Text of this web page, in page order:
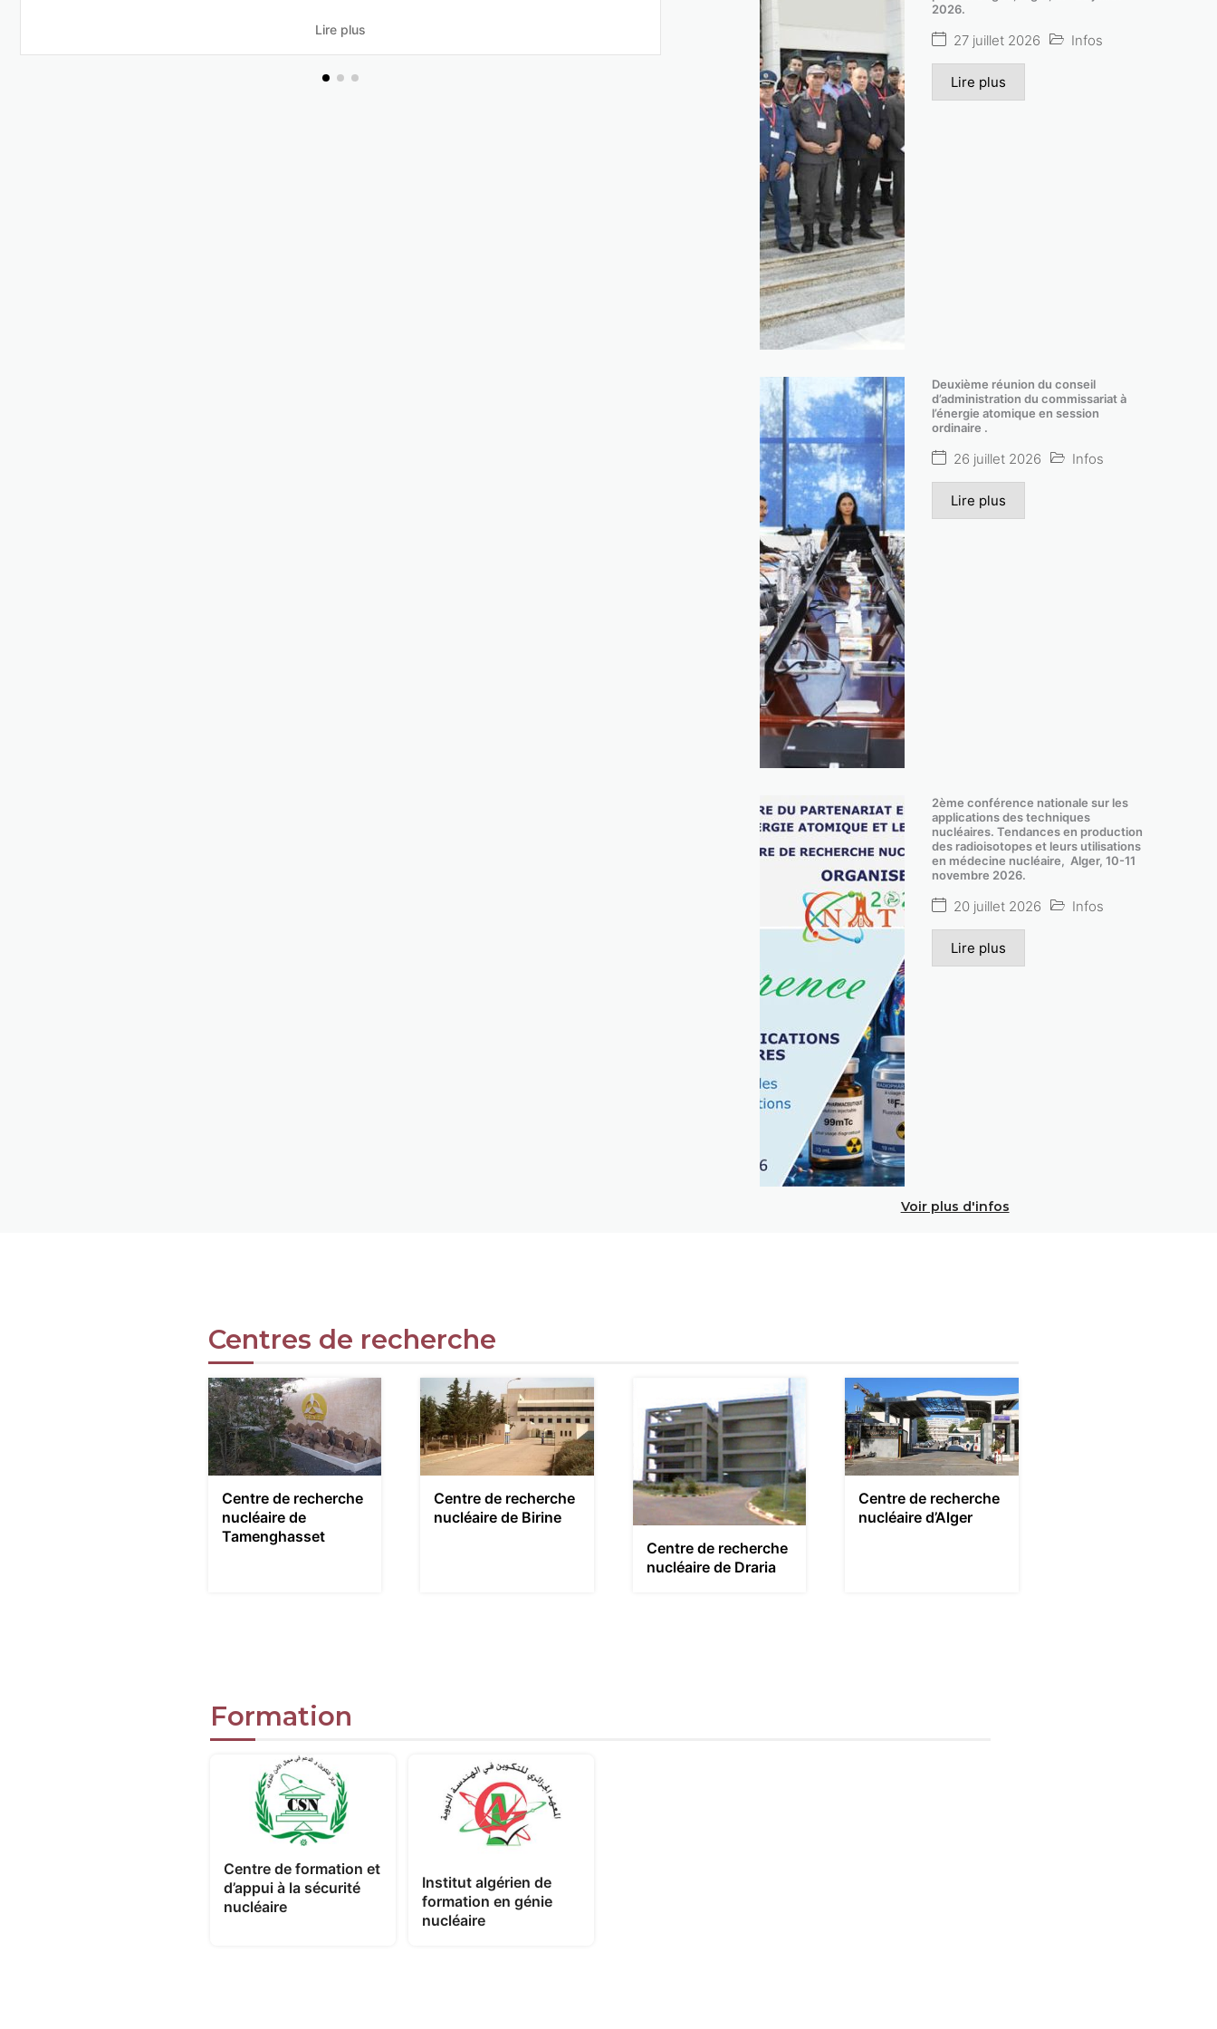
Lire plus
2026.
27 juillet 2026 Infos
Lire plus
Deuxième réunion du conseil
d’administration du commissariat à
l’énergie atomique en session
ordinaire .
26 juillet 2026 Infos
Lire plus
2ème conférence nationale sur les
applications des techniques
nucléaires. Tendances en production
des radioisotopes et leurs utilisations
en médecine nucléaire, Alger, 10-11
novembre 2026.
20 juillet 2026 Infos
Lire plus
Voir plus d'infos
Centres de recherche
Centre de recherche
nucléaire de
Tamenghasset
Centre de recherche
nucléaire de Birine
Centre de recherche
nucléaire de Draria
Centre de recherche
nucléaire d’Alger
Formation
Centre de formation et
d’appui à la sécurité
nucléaire
Institut algérien de
formation en génie
nucléaire